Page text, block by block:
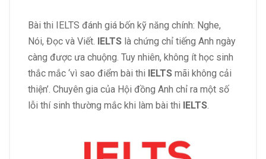
Bài thi IELTS đánh giá bốn kỹ năng chính: Nghe,
Nói, Đọc và Viết.
IELTS là chứng chỉ tiếng Anh ngày
càng được ưa chuộng. Tuy nhiên, không ít học sinh
thắc mắc ‘vì sao điểm bài thi
IELTS mãi không cải
thiện’. Chuyên gia của Hội đồng Anh chỉ ra một số
lỗi thí sinh thường mắc khi làm bài thi
IELTS.